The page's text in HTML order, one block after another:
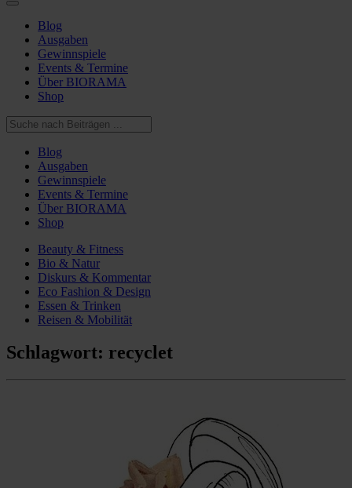
Blog
Ausgaben
Gewinnspiele
Events & Termine
Über BIORAMA
Shop
Blog
Ausgaben
Gewinnspiele
Events & Termine
Über BIORAMA
Shop
Beauty & Fitness
Bio & Natur
Diskurs & Kommentar
Eco Fashion & Design
Essen & Trinken
Reisen & Mobilität
Schlagwort: recyclet